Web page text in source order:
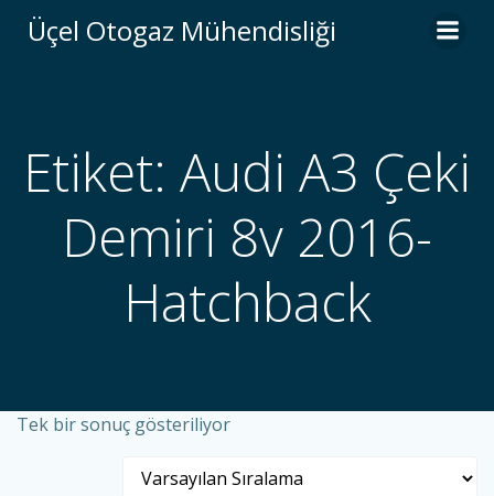
geç
Üçel Otogaz Mühendisliği
Etiket: Audi A3 Çeki
Demiri 8v 2016-
Hatchback
Tek bir sonuç gösteriliyor